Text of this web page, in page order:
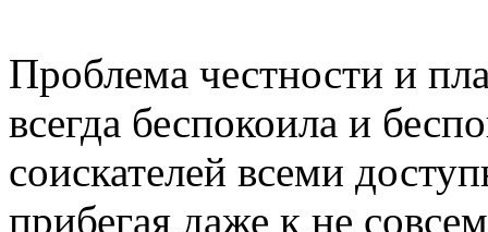
Проблема честности и
всегда беспокоила и
соискателей всеми
прибегая даже к не